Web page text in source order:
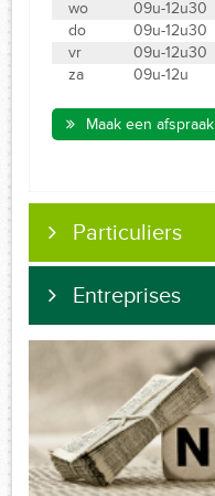
wo
09u-12u30
do
09u-12u30
vr
09u-12u30
za
09u-12u
Maak een afspraak
Particuliers
Entreprises